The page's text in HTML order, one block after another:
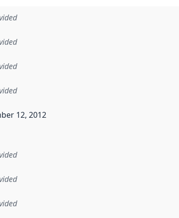
this dataset was first released. It may have
12, 2012